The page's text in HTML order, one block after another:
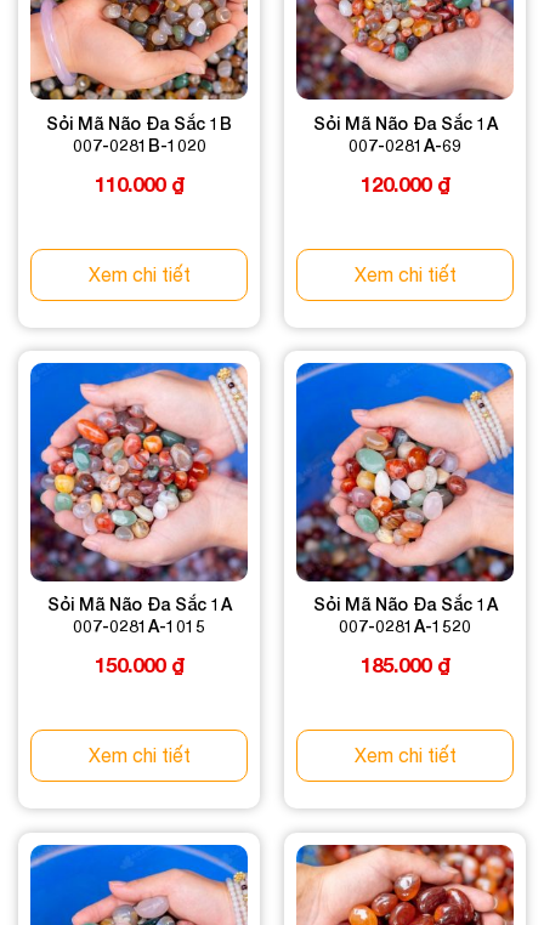
Sỏi Mã Não Đa Sắc 1B
007-0281B-1020
110.000 ₫
Xem chi tiết
Sỏi Mã Não Đa Sắc 1A
007-0281A-69
120.000 ₫
Xem chi tiết
Sỏi Mã Não Đa Sắc 1A
007-0281A-1015
150.000 ₫
Xem chi tiết
Sỏi Mã Não Đa Sắc 1A
007-0281A-1520
185.000 ₫
Xem chi tiết